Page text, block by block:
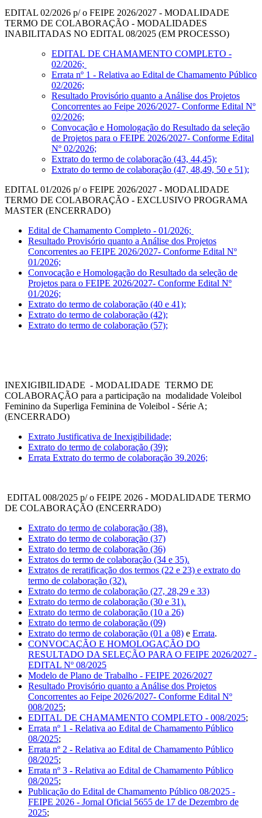
EDITAL 02/2026 p/ o FEIPE 2026/2027 - MODALIDADE
TERMO DE COLABORAÇÃO - MODALIDADES
INABILITADAS NO EDITAL 08/2025 (EM PROCESSO)
EDITAL DE CHAMAMENTO COMPLETO -
02/2026;
Errata nº 1 - Relativa ao Edital de Chamamento Público
02/2026;
Resultado Provisório quanto a Análise dos Projetos
Concorrentes ao Feipe 2026/2027- Conforme Edital Nº
02/2026;
Convocação e Homologação do Resultado da seleção
de Projetos para o FEIPE 2026/2027- Conforme Edital
Nº 02/2026;
Extrato do termo de colaboração (43, 44,45);
Extrato do termo de colaboração (47, 48,49, 50 e 51);
EDITAL 01/2026 p/ o FEIPE 2026/2027 - MODALIDADE
TERMO DE COLABORAÇÃO - EXCLUSIVO PROGRAMA
MASTER (ENCERRADO)
Edital de Chamamento Completo - 01/2026;
Resultado Provisório quanto a Análise dos Projetos
Concorrentes ao FEIPE 2026/2027- Conforme Edital Nº
01/2026;
Convocação e Homologação do Resultado da seleção de
Projetos para o FEIPE 2026/2027- Conforme Edital Nº
01/2026;
Extrato do termo de colaboração (40 e 41);
Extrato do termo de colaboração (42);
Extrato do termo de colaboração (57);
INEXIGIBILIDADE - MODALIDADE TERMO DE
COLABORAÇÃO para a participação na modalidade Voleibol
Feminino da Superliga Feminina de Voleibol - Série A;
(ENCERRADO)
Extrato Justificativa de Inexigibilidade;
Extrato do termo de colaboração (39);
Errata Extrato do termo de colaboração 39.2026;
EDITAL 008/2025 p/ o FEIPE 2026 - MODALIDADE TERMO
DE COLABORAÇÃO (ENCERRADO)
Extrato do termo de colaboração (38).
Extrato do termo de colaboração (37)
Extrato do termo de colaboração (36)
Extratos do termo de colaboração (34 e 35).
Extratos de reratificação dos termos (22 e 23) e extrato do
termo de colaboração (32).
Extrato do termo de colaboração (27, 28,29 e 33)
Extrato do termo de colaboração (30 e 31).
Extrato do termo de colaboração (10 a 26)
Extrato do termo de colaboração (09)
Extrato do termo de colaboração (01 a 08) e Errata.
CONVOCAÇÃO E HOMOLOGAÇÃO DO
RESULTADO DA SELEÇÃO PARA O FEIPE 2026/2027 -
EDITAL Nº 08/2025
Modelo de Plano de Trabalho - FEIPE 2026/2027
Resultado Provisório quanto a Análise dos Projetos
Concorrentes ao Feipe 2026/2027- Conforme Edital Nº
008/2025;
EDITAL DE CHAMAMENTO COMPLETO - 008/2025;
Errata nº 1 - Relativa ao Edital de Chamamento Público
08/2025;
Errata nº 2 - Relativa ao Edital de Chamamento Público
08/2025;
Errata nº 3 - Relativa ao Edital de Chamamento Público
08/2025;
Publicação do Edital de Chamamento Público 08/2025 -
FEIPE 2026 - Jornal Oficial 5655 de 17 de Dezembro de
2025;